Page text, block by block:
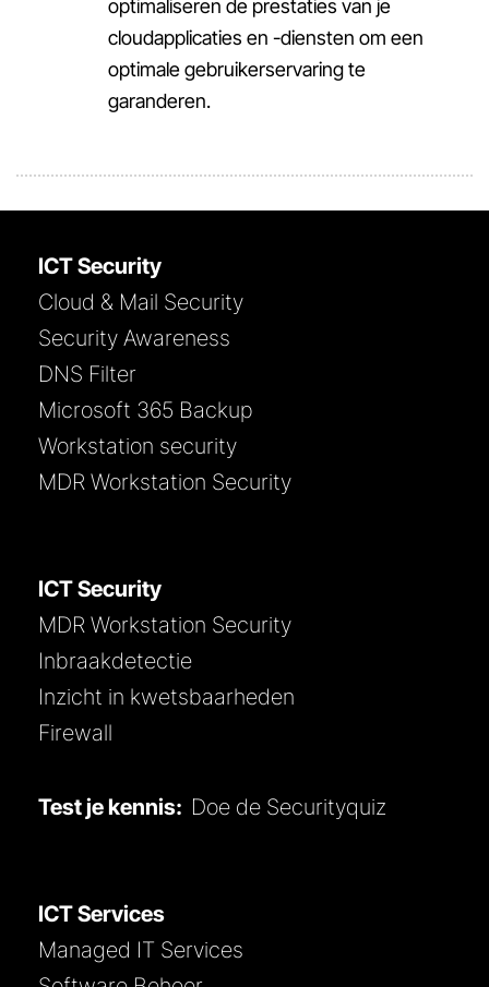
optimaliseren de prestaties van je
cloudapplicaties en -diensten om een
optimale gebruikerservaring te
garanderen.
ICT Security
Cloud & Mail Security
Security Awareness
DNS Filter
Microsoft 365 Backup
Workstation security
MDR Workstation Security
ICT Security
MDR Workstation Security
Inbraakdetectie
Inzicht in kwetsbaarheden
Firewall
Test je kennis: Doe de Securityquiz
ICT Services
Managed IT Services